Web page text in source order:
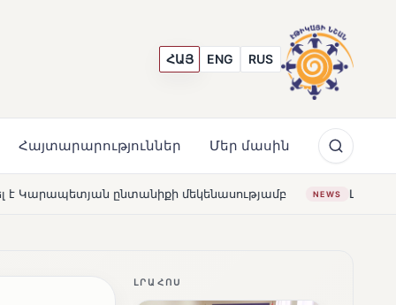
ՀԱՅ ENG RUS
Հայտարարություններ Մեր մասին
մեկենասությամբ NEWS Լողավազա՞ն, թե՞
ԼՐԱՀՈՍ